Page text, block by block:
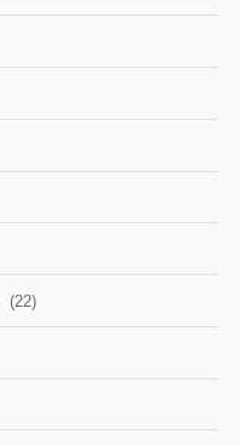
(22)